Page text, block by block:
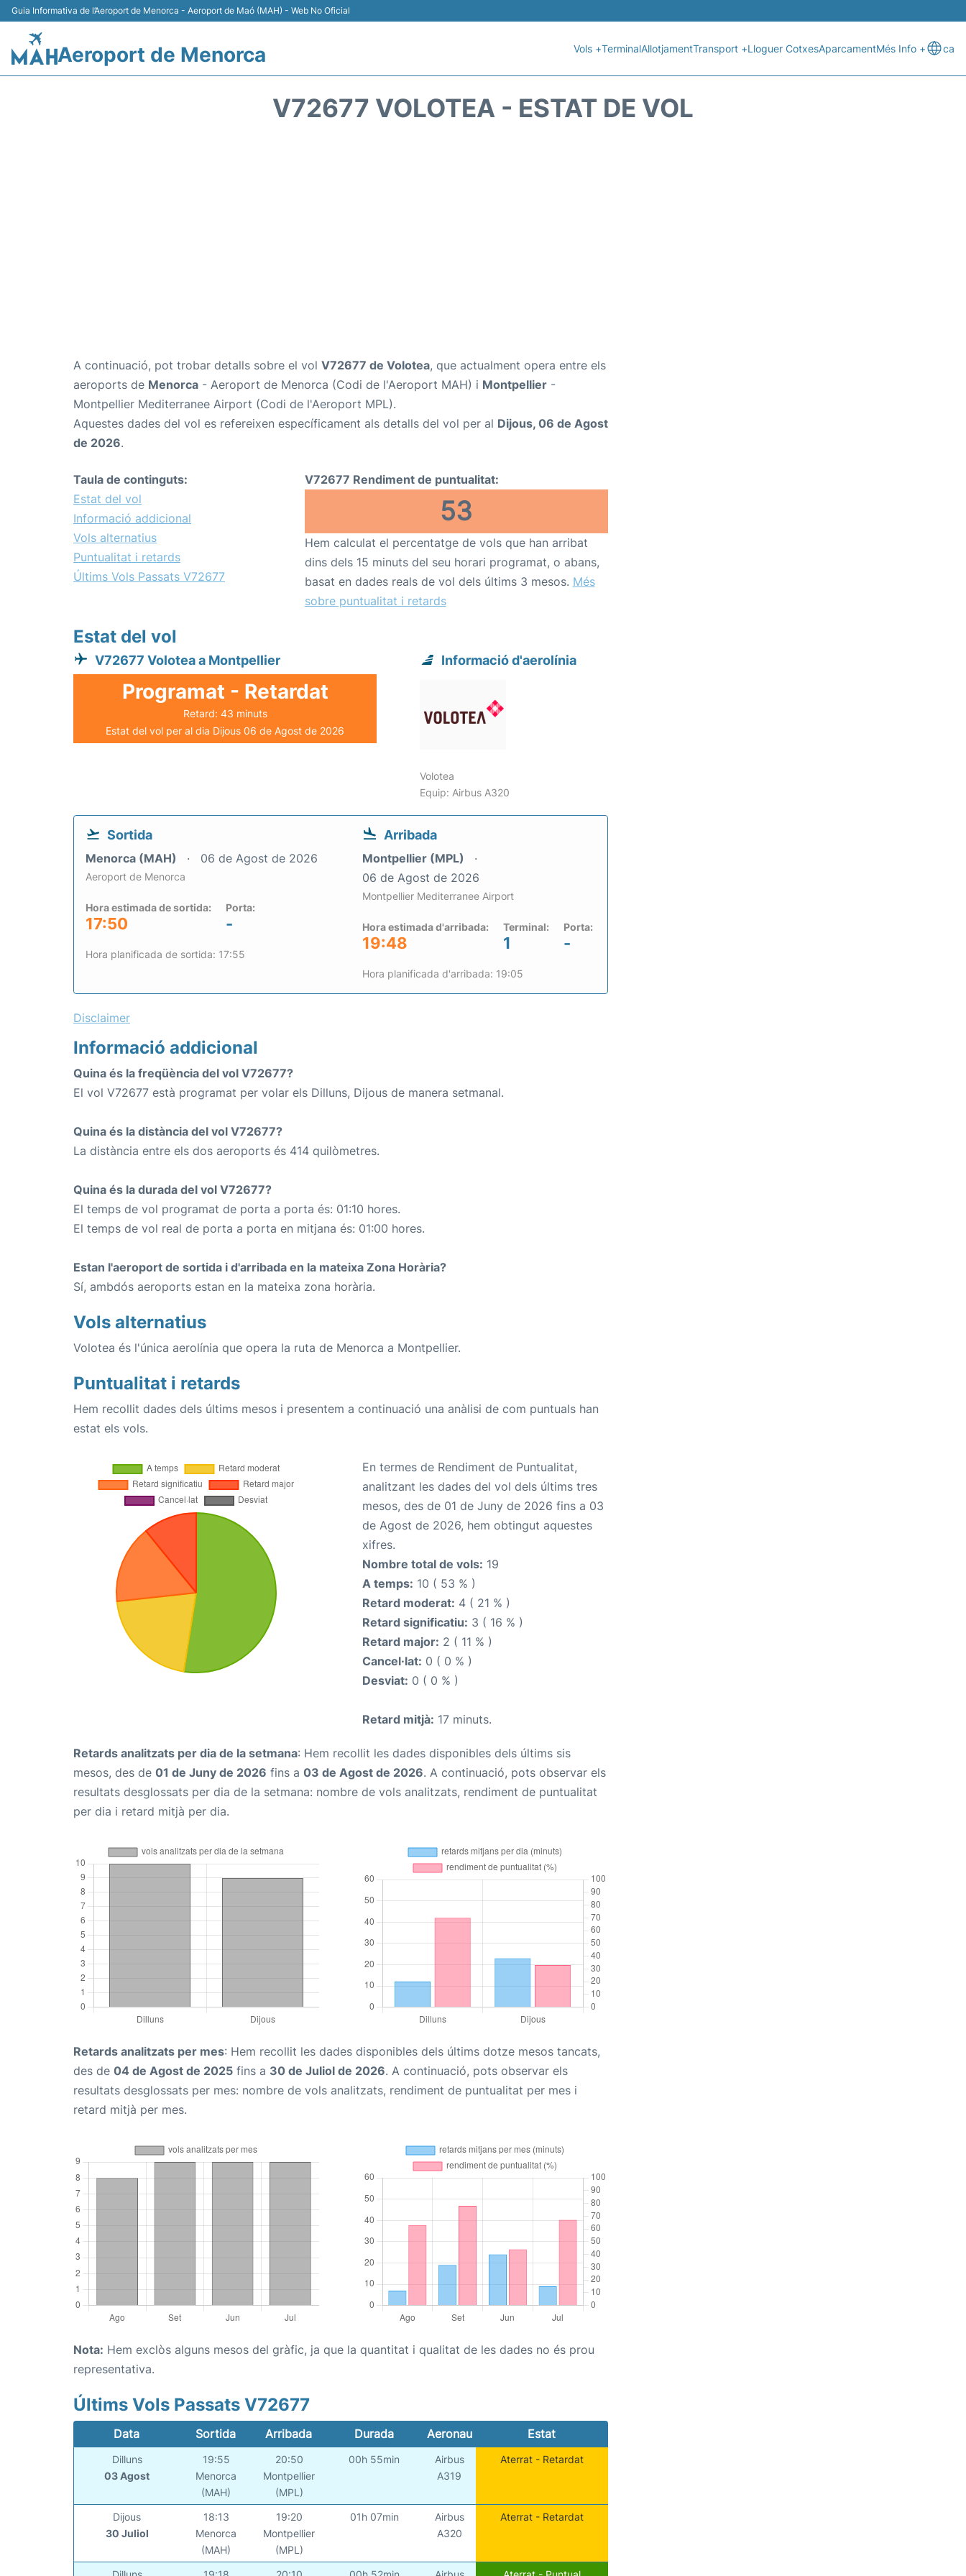
Guia Informativa de l’Aeroport de Menorca - Aeroport de Maó (MAH) - Web No Oficial
Aeroport de Menorca Vols +TerminalAllotjamentTransport +Lloguer CotxesAparcamentMés Info + ca
V72677 VOLOTEA - ESTAT DE VOL
A continuació, pot trobar detalls sobre el vol V72677 de Volotea, que actualment opera entre els
aeroports de Menorca - Aeroport de Menorca (Codi de l'Aeroport MAH) i Montpellier -
Montpellier Mediterranee Airport (Codi de l'Aeroport MPL).
Aquestes dades del vol es refereixen específicament als detalls del vol per al Dijous, 06 de Agost
de 2026.
Taula de continguts:
Estat del vol
Informació addicional
Vols alternatius
Puntualitat i retards
Últims Vols Passats V72677
V72677 Rendiment de puntualitat:
53
Hem calculat el percentatge de vols que han arribat
dins dels 15 minuts del seu horari programat, o abans,
basat en dades reals de vol dels últims 3 mesos. Més
sobre puntualitat i retards
Estat del vol
V72677 Volotea a Montpellier
Programat - Retardat
Retard: 43 minuts
Estat del vol per al dia Dijous 06 de Agost de 2026
Informació d'aerolínia
Volotea
Equip: Airbus A320
Sortida
Menorca (MAH) 06 de Agost de 2026
Aeroport de Menorca
Hora estimada de sortida:
17:50
Porta:
-
Hora planificada de sortida: 17:55
Arribada
Montpellier (MPL)
06 de Agost de 2026
Montpellier Mediterranee Airport
Hora estimada d'arribada:
19:48
Terminal:
1
Porta:
-
Hora planificada d'arribada: 19:05
Disclaimer
Informació addicional
Quina és la freqüència del vol V72677?
El vol V72677 està programat per volar els Dilluns, Dijous de manera setmanal.
Quina és la distància del vol V72677?
La distància entre els dos aeroports és 414 quilòmetres.
Quina és la durada del vol V72677?
El temps de vol programat de porta a porta és: 01:10 hores.
El temps de vol real de porta a porta en mitjana és: 01:00 hores.
Estan l'aeroport de sortida i d'arribada en la mateixa Zona Horària?
Sí, ambdós aeroports estan en la mateixa zona horària.
Vols alternatius
Volotea és l'única aerolínia que opera la ruta de Menorca a Montpellier.
Puntualitat i retards
Hem recollit dades dels últims mesos i presentem a continuació una anàlisi de com puntuals han
estat els vols.
En termes de Rendiment de Puntualitat,
analitzant les dades del vol dels últims tres
mesos, des de 01 de Juny de 2026 fins a 03
de Agost de 2026, hem obtingut aquestes
xifres.
Nombre total de vols: 19
A temps: 10 ( 53 % )
Retard moderat: 4 ( 21 % )
Retard significatiu: 3 ( 16 % )
Retard major: 2 ( 11 % )
Cancel·lat: 0 ( 0 % )
Desviat: 0 ( 0 % )
Retard mitjà: 17 minuts.
Retards analitzats per dia de la setmana: Hem recollit les dades disponibles dels últims sis
mesos, des de 01 de Juny de 2026 fins a 03 de Agost de 2026. A continuació, pots observar els
resultats desglossats per dia de la setmana: nombre de vols analitzats, rendiment de puntualitat
per dia i retard mitjà per dia.
Retards analitzats per mes: Hem recollit les dades disponibles dels últims dotze mesos tancats,
des de 04 de Agost de 2025 fins a 30 de Juliol de 2026. A continuació, pots observar els
resultats desglossats per mes: nombre de vols analitzats, rendiment de puntualitat per mes i
retard mitjà per mes.
Nota: Hem exclòs alguns mesos del gràfic, ja que la quantitat i qualitat de les dades no és prou
representativa.
Últims Vols Passats V72677
Data Sortida Arribada Durada Aeronau Estat
Dilluns
03 Agost
19:55
Menorca
(MAH)
20:50
Montpellier
(MPL)
00h 55min
Airbus
A319
Aterrat - Retardat
Dijous
30 Juliol
18:13
Menorca
(MAH)
19:20
Montpellier
(MPL)
01h 07min
Airbus
A320
Aterrat - Retardat